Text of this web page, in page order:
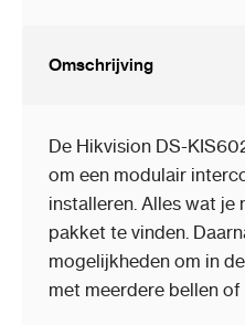
Omschrijving
De Hikvision DS-
om een modulair
installeren. Alles wat je
pakket te vinden.
mogelijkheden om in
met meerdere bellen